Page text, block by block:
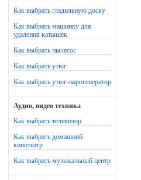
Как выбрать гладильную доску
Как выбрать машинку для
удаления катышек
Как выбрать пылесос
Как выбрать утюг
Как выбрать утюг-парогенератор
Аудио, видео техника
Как выбрать телевизор
Как выбрать домашний
кинотеатр
Как выбрать музыкальный центр